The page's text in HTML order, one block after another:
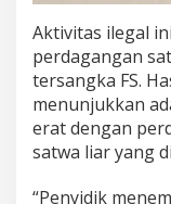
Aktivitas ilegal
perdagangan
tersangka FS.
menunjukkan
erat dengan
satwa liar yang
“Penyidik